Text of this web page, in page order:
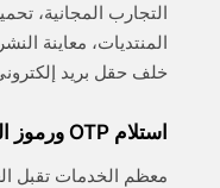
التجارب المجانية،
المنتديات، معاينة
خلف حقل بريد
استلام OTP ورموز التحقق
معظم الخدمات تقبل